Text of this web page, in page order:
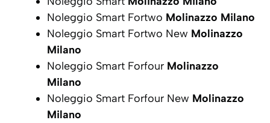
Noleggio Smart Fortwo Molinazzo Milano
Noleggio Smart Fortwo New Molinazzo
Milano
Noleggio Smart Forfour Molinazzo
Milano
Noleggio Smart Forfour New Molinazzo
Milano